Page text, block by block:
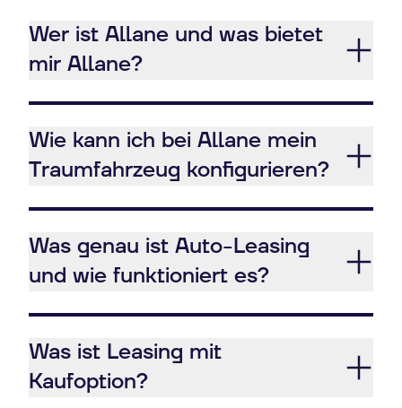
Wer ist Allane und was bietet
mir Allane?
Wie kann ich bei Allane mein
Traumfahrzeug konfigurieren?
Was genau ist Auto-Leasing
und wie funktioniert es?
Was ist Leasing mit
Kaufoption?